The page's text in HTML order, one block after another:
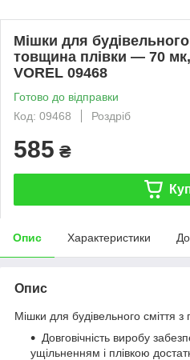
Мішки для
товщина плівки — 70
VOREL 09468
Готово до відправки
Код: 09468
Роздріб
585 ₴
Опис Характеристики
Опис
Мішки для будівельного сміття з
Довговічність виробу
ущільненням і плівкою